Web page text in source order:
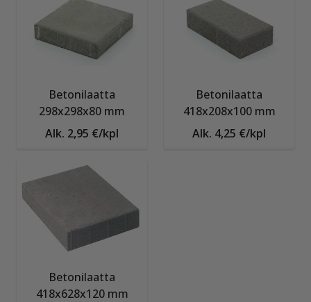
Betonilaatta
298x298x80 mm
Alk. 2,95 €/kpl
Betonilaatta
418x208x100 mm
Alk. 4,25 €/kpl
Betonilaatta
418x628x120 mm